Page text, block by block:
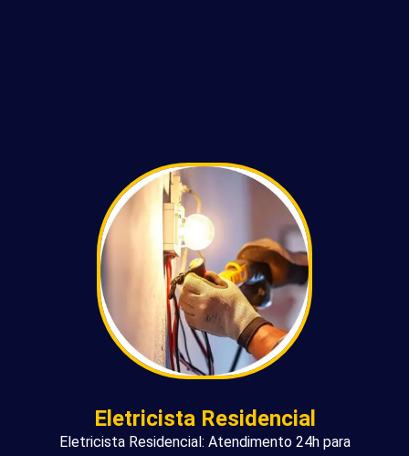
Eletricista Residencial
Eletricista Residencial: Atendimento 24h para